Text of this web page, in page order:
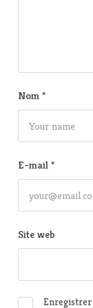
Nom *
E-mail *
Site web
Enregistrer